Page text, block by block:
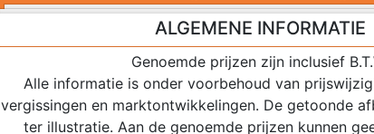
ALGEMENE INFORMATIE
Genoemde prijzen zijn inclusief
Alle informatie is onder voorbehoud van
vergissingen en marktontwikkelingen. De getoonde
ter illustratie. Aan de genoemde prijzen kunnen